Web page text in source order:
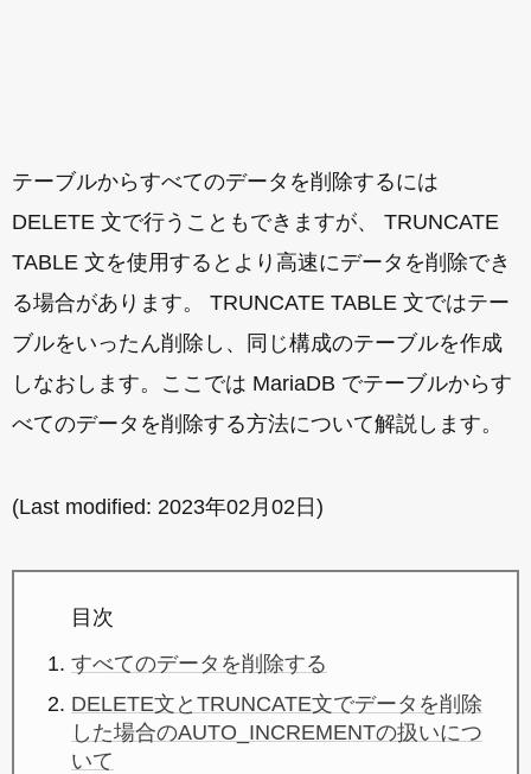
テーブルからすべてのデータを削除するには
DELETE 文で行うこともできますが、 TRUNCATE
TABLE 文を使用するとより高速にデータを削除でき
る場合があります。 TRUNCATE TABLE 文ではテー
ブルをいったん削除し、同じ構成のテーブルを作成
しなおします。ここでは MariaDB でテーブルからす
べてのデータを削除する方法について解説します。
(Last modified: 2023年02月02日 )
目次
すべてのデータを削除する
DELETE文とTRUNCATE文でデータを削除
した場合のAUTO_INCREMENTの扱いにつ
いて